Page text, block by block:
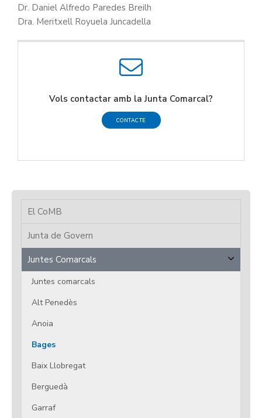
Dr. Daniel Alfredo Paredes Breilh
Dra. Meritxell Royuela Juncadella
Vols contactar amb la Junta Comarcal?
CONTACTE
El CoMB
Junta de Govern
Juntes Comarcals
Juntes comarcals
Alt Penedès
Anoia
Bages
Baix Llobregat
Berguedà
Garraf